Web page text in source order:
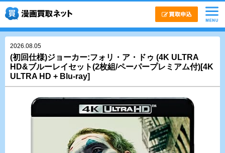
2026.08.05
(初回仕様)ジョーカー:フォリ・ア・ドゥ (4K ULTRA
HD&ブルーレイセット(2枚組/ペーパープレミアム付)[4K
ULTRA HD + Blu-ray]